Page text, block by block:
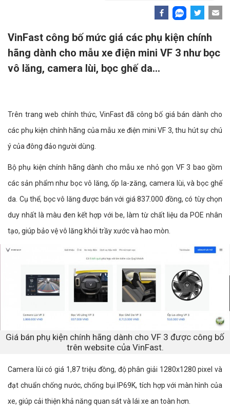
VinFast công bố mức giá các phụ kiện chính
hãng dành cho mẫu xe điện mini VF 3 như bọc
vô lăng, camera lùi, bọc ghế da…
Trên trang web chính thức, VinFast đã công bố giá bán dành cho
các phụ kiện chính hãng của mẫu xe điện mini VF 3, thu hút sự chú
ý của đông đảo người dùng.
Bộ phụ kiện chính hãng dành cho mẫu xe nhỏ gọn VF 3 bao gồm
các sản phẩm như bọc vô lăng, ốp la-zăng, camera lùi, và bọc ghế
da. Cụ thể, bọc vô lăng được bán với giá 837.000 đồng, có tùy chọn
duy nhất là màu đen kết hợp với be, làm từ chất liệu da POE nhân
tạo, giúp bảo vệ vô lăng khỏi trầy xước và hao mòn.
Giá bán phụ kiện chính hãng dành cho VF 3 được công bố
trên website của VinFast.
Camera lùi có giá 1,87 triệu đồng, độ phân giải 1280x1280 pixel và
đạt chuẩn chống nước, chống bụi IP69K, tích hợp với màn hình của
xe, giúp cải thiện khả năng quan sát và lái xe an toàn hơn.